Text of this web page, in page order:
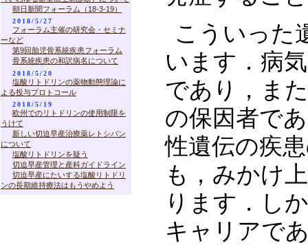
こういった
います．病
であり，ま
の保因者で
性遺伝の疾
も，みかけ
ります．し
キャリアで
朝日新聞フォーラム（18-3-19）
2018/5/27
フォーラム主催の研究会・セミナ
ーなど
第9回胎児骨系統疾患フォーラム
骨系統疾患の和訳病名について
2018/5/20
塩酸リトドリンの薬物動態理論に
よる投与プロトコール
2018/5/19
欧州でのリトドリンの使用制限を
うけて
新しい切迫早産治療薬レトシバン
について
塩酸リトドリンを疑う
切迫早産管理と産科ガイドライン
切迫早産にたいする塩酸リトドリ
ンの長期維持療法はもうやめよう